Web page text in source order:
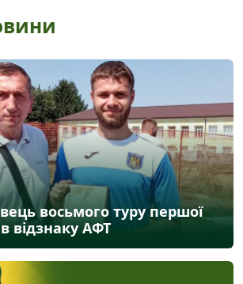
восьмого туру першої
відзнаку АФТ